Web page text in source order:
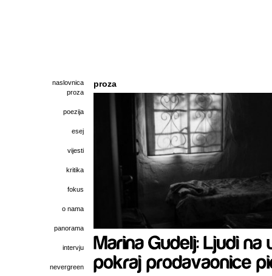
naslovnica
proza
poezija
esej
vijesti
kritika
fokus
o nama
panorama
intervju
nevergreen
proza